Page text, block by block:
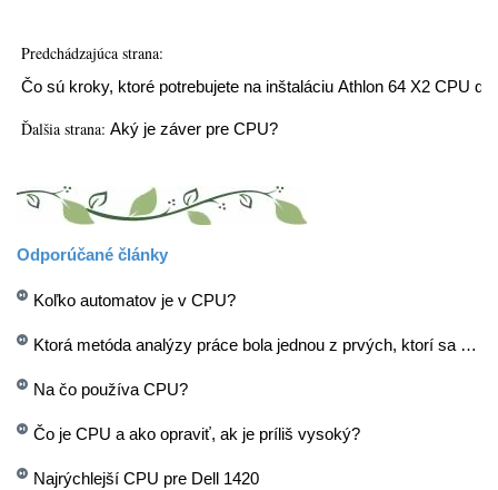
Predchádzajúca strana:
Čo sú kroky, ktoré potrebujete na inštaláciu Athlon 64 X2 CPU
Ďalšia strana: Aký je záver pre CPU?
Odporúčané články
Koľko automatov je v CPU?
Ktorá metóda analýzy práce bola jednou z prvých, ktorí sa veľmi spoliehali na mikropočítače?
Na čo používa CPU?
Čo je CPU a ako opraviť, ak je príliš vysoký?
Najrýchlejší CPU pre Dell 1420